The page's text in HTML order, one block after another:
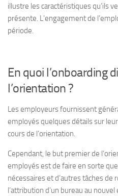
illustre les caractéristiques qu’ils
présente. L’engagement de
période.
En quoi l’onboarding
l’orientation ?
Les employeurs fournissent
employés quelques détails sur
cours de l’orientation.
Cependant, le but premier de
employés est de faire en sorte
nécessaires et d’autres tâches
l’attribution d’un bureau au